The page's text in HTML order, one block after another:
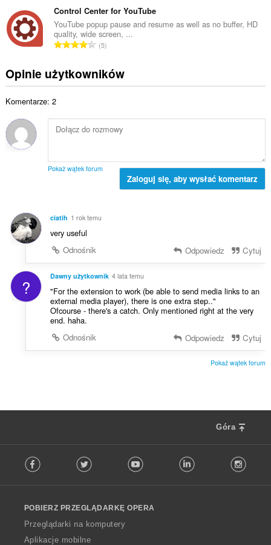
c
e
n
:
c
z
b
a
c
e
t
a
l
z
b
c
:
ł
k
o
w
t
a
c
z
o
:
Control Center for YouTube
YouTube popup pause and resume as well as no buffer, HD
quality, wide screen, ...
C
ł
k
i
t
i
a
e
n
:
5
Opinie użytkowników
Komentarze: 2
Pokaż wątek forum
Zaloguj się, aby wysłać komentarz
ciatih 1 rok temu
very useful
Odnośnik
Odpowiedz Cytuj
? Dawny użytkownik 4 lata temu
"For the extension to work (be able to send media links to an
external media player), there is one extra step.."
Ofcourse - there's a catch. Only mentioned right at the very
end. haha.
Odnośnik
Odpowiedz Cytuj
Pokaż wątek forum
Góra
o
w
O
p
Facebook Twitter Youtube LinkedIn
POBIERZ PRZEGLĄDARKĘ OPERA
Przeglądarki na komputery
Aplikacje mobilne